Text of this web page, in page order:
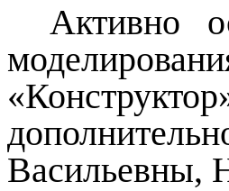
Активно
Васильевны,